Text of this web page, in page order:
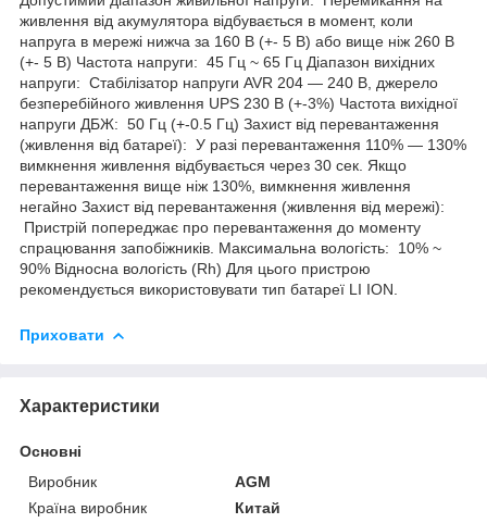
живлення від акумулятора відбувається в момент, коли
напруга в мережі нижча за 160 В (+- 5 В) або вище ніж 260 В
(+- 5 В) Частота напруги: 45 Гц ~ 65 Гц Діапазон вихідних
напруги: Стабілізатор напруги AVR 204 — 240 В, джерело
безперебійного живлення UPS 230 В (+-3%) Частота вихідної
напруги ДБЖ: 50 Гц (+-0.5 Гц) Захист від перевантаження
(живлення від батареї): У разі перевантаження 110% — 130%
вимкнення живлення відбувається через 30 сек. Якщо
перевантаження вище ніж 130%, вимкнення живлення
негайно Захист від перевантаження (живлення від мережі):
Пристрій попереджає про перевантаження до моменту
спрацювання запобіжників. Максимальна вологість: 10% ~
90% Відносна вологість (Rh) Для цього пристрою
рекомендується використовувати тип батареї LI ION.
Приховати
Характеристики
Основні
Виробник
AGM
Країна виробник
Китай